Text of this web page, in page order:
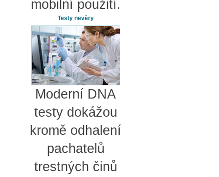
mobilní použití.
Testy nevěry
Moderní DNA
testy dokážou
kromě odhalení
pachatelů
trestných činů